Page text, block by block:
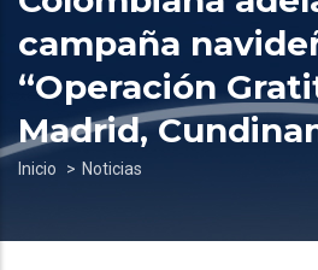
campaña
“Operación
Madrid,
Sobrescribir
de
Inicio Noticias